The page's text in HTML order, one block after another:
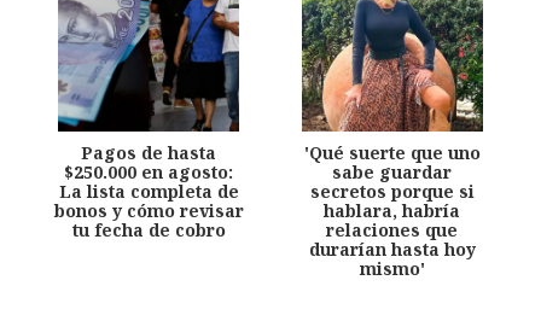
Pagos de hasta
$250.000 en agosto:
La lista completa de
bonos y cómo revisar
tu fecha de cobro
'Qué suerte que uno
sabe guardar
secretos porque si
hablara, habría
relaciones que
durarían hasta hoy
mismo'